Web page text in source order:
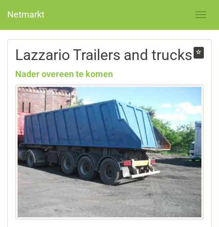
Netmarkt
Lazzario Trailers and trucks
Nader overeen te komen